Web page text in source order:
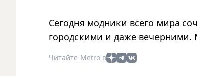
Сегодня модники всего мира
городскими и даже вечерними.
Читайте Metro в